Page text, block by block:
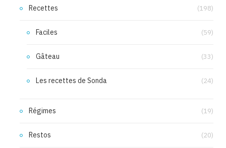
Recettes (198)
Faciles (59)
Gâteau (33)
Les recettes de Sonda (24)
Régimes (19)
Restos (20)